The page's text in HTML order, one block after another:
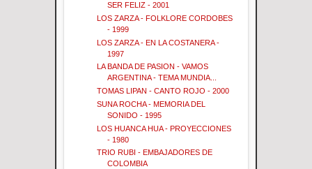
SER FELIZ - 2001
LOS ZARZA - FOLKLORE CORDOBES
- 1999
LOS ZARZA - EN LA COSTANERA -
1997
LA BANDA DE PASION - VAMOS
ARGENTINA - TEMA MUNDIA...
TOMAS LIPAN - CANTO ROJO - 2000
SUNA ROCHA - MEMORIA DEL
SONIDO - 1995
LOS HUANCA HUA - PROYECCIONES
- 1980
TRIO RUBI - EMBAJADORES DE
COLOMBIA